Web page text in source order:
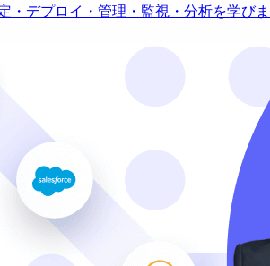
・デプロイ・管理・監視・分析を学びま